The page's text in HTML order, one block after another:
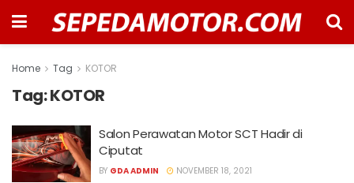
Home Tag KOTOR
Tag:KOTOR
Salon Perawatan Motor SCT Hadir di
Ciputat
BY GDA ADMIN NOVEMBER 18, 2021